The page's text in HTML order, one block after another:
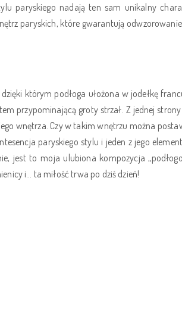
paryskiego nadają ten sam unikalny
paryskich, które gwarantują odwzorowanie
którym podłoga ułożona w jodełkę
przypominającą groty strzał. Z jednej
wnętrza. Czy w takim wnętrzu można
paryskiego stylu i jeden z jego
jest to moja ulubiona kompozycja
i… ta miłość trwa po dziś dzień!